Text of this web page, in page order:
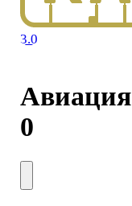
3.0
Авиация
0